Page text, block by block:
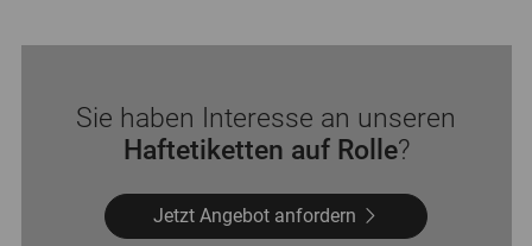
Sie haben Interesse an unseren
Haftetiketten auf Rolle?
Jetzt Angebot anfordern